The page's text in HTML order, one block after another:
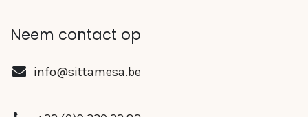
Neem contact op
info@sittamesa.be